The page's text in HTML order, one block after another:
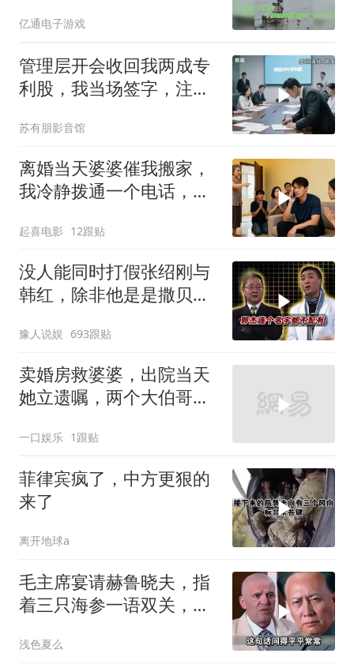
亿通电子游戏
管理层开会收回我两成专
利股，我当场签字，注销
苏有朋影音馆
离婚当天婆婆催我搬家，
我冷静拨通一个电话，全
起喜电影 12跟贴
没人能同时打假张绍刚与
韩红，除非他是是撒贝
豫人说娱 693跟贴
卖婚房救婆婆，出院当天
她立遗嘱，两个大伯哥傻
一口娱乐 1跟贴
菲律宾疯了，中方更狠的
来了
离开地球a
毛主席宴请赫鲁晓夫，指
着三只海参一语双关，赫
浅色夏么